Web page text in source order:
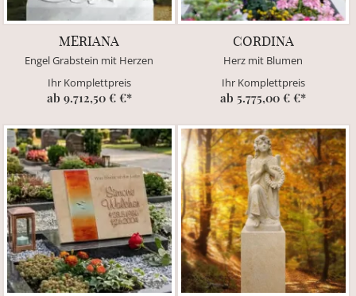
MERIANA
Engel Grabstein mit Herzen
Ihr Komplettpreis
ab 9.712,50 € €*
CORDINA
Herz mit Blumen
Ihr Komplettpreis
ab 5.775,00 € €*